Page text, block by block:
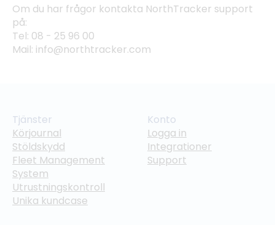
Om du har frågor kontakta NorthTracker support
på:
Tel: 08 - 25 96 00
Mail: info@northtracker.com
Tjänster
Körjournal
Stöldskydd
Fleet Management
System
Utrustningskontroll
Unika kundcase
Konto
Logga in
Integrationer
Support